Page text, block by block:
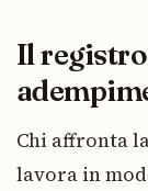
Il
Chi affronta
lavora in